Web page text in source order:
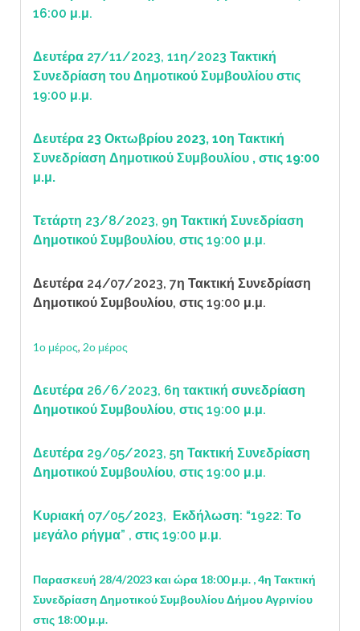
16:00 μ.μ.
Δευτέρα 27/11/2023, 11η/2023 Τακτική
Συνεδρίαση του Δημοτικού Συμβουλίου στις
19:00 μ.μ.
Δευτέρα 23 Οκτωβρίου 2023, 10η Τακτική
Συνεδρίαση Δημοτικού Συμβουλίου , στις 19:00
μ.μ.
Τετάρτη 23/8/2023, 9η Τακτική Συνεδρίαση
Δημοτικού Συμβουλίου, στις 19:00 μ.μ.
Δευτέρα 24/07/2023, 7η Τακτική Συνεδρίαση
Δημοτικού Συμβουλίου, στις 19:00 μ.μ.
1ο μέρος, 2ο μέρος
Δευτέρα 26/6/2023, 6η τακτική συνεδρίαση
Δημοτικού Συμβουλίου, στις 19:00 μ.μ.
Δευτέρα 29/05/2023, 5η Τακτική Συνεδρίαση
Δημοτικού Συμβουλίου, στις 19:00 μ.μ.
Κυριακή 07/05/2023, Εκδήλωση: “1922: Το
μεγάλο ρήγμα” , στις 19:00 μ.μ.
Παρασκευή 28/4/2023 και ώρα 18:00 μ.μ. , 4η Τακτική
Συνεδρίαση Δημοτικού Συμβουλίου Δήμου Αγρινίου
στις 18:00 μ.μ.